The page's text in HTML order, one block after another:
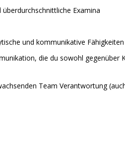
Examina
und kommunikative Fähigkeiten
die du sowohl gegenüber
Team Verantwortung